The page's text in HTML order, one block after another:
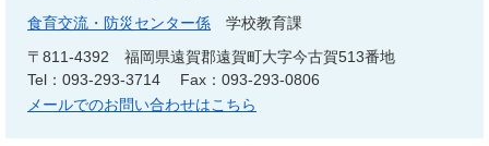
食育交流・防災センター係
学校教育課
〒811-4392
福岡県遠賀郡遠賀町大字今古賀513番地
Tel：093-293-3714
Fax：093-293-0806
メールでのお問い合わせはこちら